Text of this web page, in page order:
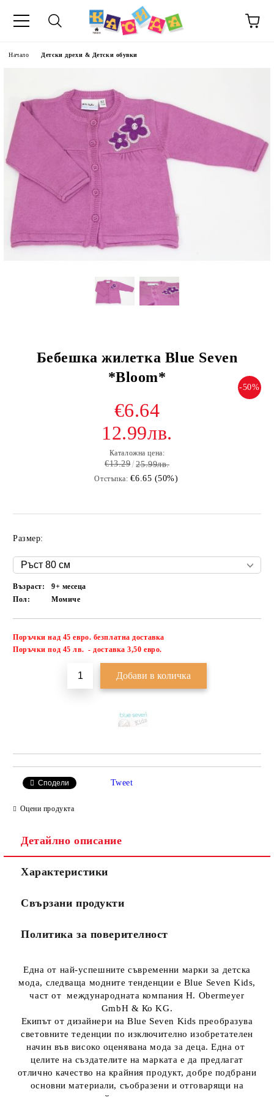
Начало Детски дрехи & Детски обувки
Бебешка жилетка Blue Seven
*Bloom*
-50%
€6.64
12.99лв.
Каталожна цена:
€13.29 25.99лв.
Отстъпка: €6.65 (50%)
Размер:
Възраст:
9+ месеца
Пол:
Момиче
Поръчки над 45 евро. безплатна доставка
Поръчки под 45 лв. - доставка 3,50 евро.
Сподели Tweet
Оцени продукта
Детайлно описание
Характеристики
Свързани продукти
Политика за поверителност
Една от най-успешните съвременни марки за детска
мода, следваща модните тенденции е Blue Seven Kids,
част от международната компания H. Obermeyer
GmbH & Ко KG.
Екипът от дизайнери на Blue Seven Kids преобразува
световните теденции по изключително изобретателен
начин във високо оценявана мода за деца. Една от
целите на създателите на марката е да предлагат
отлично качество на крайния продукт, добре подбрани
основни материали, съобразени и отговарящи на